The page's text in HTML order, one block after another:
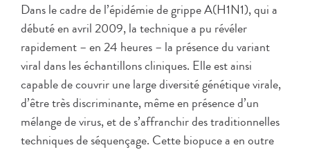
Dans le cadre de l’épidémie de grippe A(H1N1), qui a
débuté en avril 2009, la technique a pu révéler
rapidement – en 24 heures – la présence du variant
viral dans les échantillons cliniques. Elle est ainsi
capable de couvrir une large diversité génétique virale,
d’être très discriminante, même en présence d’un
mélange de virus, et de s’affranchir des traditionnelles
techniques de séquençage. Cette biopuce a en outre